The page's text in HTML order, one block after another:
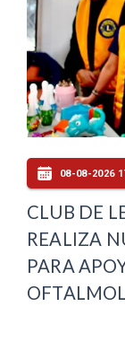
08-08-2026
CLUB DE
REALIZA
PARA